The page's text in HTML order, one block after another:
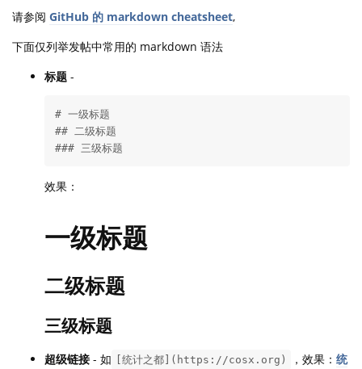
请参阅 GitHub 的 markdown cheatsheet,
下面仅列举发帖中常用的 markdown 语法
标题 -
# 一级标题
## 二级标题
### 三级标题
效果：
一级标题
二级标题
三级标题
超级链接 - 如 [统计之都](https://cosx.org) ，效果： 统